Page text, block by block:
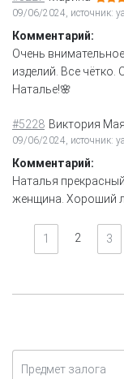
09/06/2024, источник:
Комментарий:
Очень
изделий. Все
Наталье!🌸
#5228 Виктория
09/06/2024, источник:
Комментарий:
Наталья
женщина. Хороший
1 2 3
Предмет залога